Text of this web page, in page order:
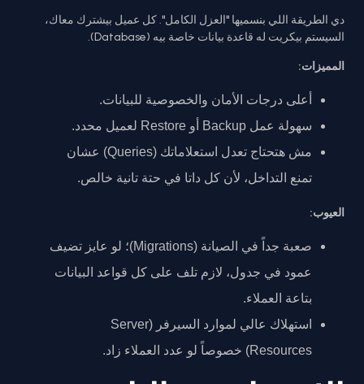
دي الطريقة اللي بنسميها "العزل الكامل". كل عميل بيشترك معاك،
السيستم بيكريت له قاعدة بيانات خاصة بيه (Database).
المميزات:
أعلى درجات الأمان والخصوصية للبيانات.
سهولة عمل Backup أو Restore لعميل محدد.
مش هتحتاج تعدل استعلاماتك (Queries) عشان
تمنع التداخل، لأن كل داتا في حتة تانية خالص.
العيوب:
صعبة جداً في الصيانة (Migrations)؛ لو عايز تضيف
عمود في جدول، لازم تلف على كل قواعد البيانات
بتاعة العملاء.
استهلاك عالي لموارد السيرفر (Server
Resources) خصوصاً لو عدد العملاء زاد.